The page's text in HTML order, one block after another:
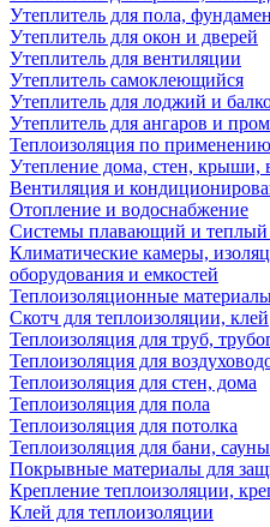
Утеплитель для пола,
Утеплитель для окон и дверей
Утеплитель для вентиляции
Утеплитель самоклеющийся
Утеплитель для лоджий и
Утеплитель для ангаров и
Теплоизоляция по применению
Утепление дома, стен, крыши,
Вентиляция и
Отопление и водоснабжение
Системы плавающий и теплый
Климатические камеры,
оборудования и емкостей
Теплоизоляционные
Скотч для теплоизоляции, клей
Теплоизоляция для труб,
Теплоизоляция для
Теплоизоляция для стен, дома
Теплоизоляция для пола
Теплоизоляция для потолка
Теплоизоляция для бани, сауны
Покрывные материалы для
Крепление теплоизоляции,
Клей для теплоизоляции